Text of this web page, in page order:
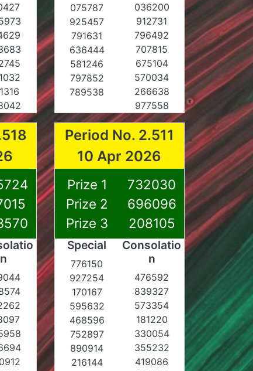
075787
925457
791631
636444
581246
797852
789538
036200
912731
796492
707815
675104
570034
266638
977558
n
Period No. 2.511
10 Apr 2026
Prize 1
732030
Prize 2
696096
Prize 3
208105
Special
776150
927254
170167
595632
468596
752897
890914
216144
Consolatio
n
476592
839327
573354
181220
330054
355232
419086